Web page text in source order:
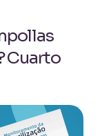
Cuarto